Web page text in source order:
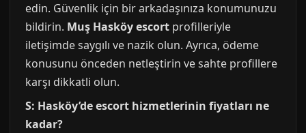
edin. Güvenlik için bir arkadaşınıza konumunuzu
bildirin. Muş Hasköy escort profilleriyle
iletişimde saygılı ve nazik olun. Ayrıca, ödeme
konusunu önceden netleştirin ve sahte profillere
karşı dikkatli olun.
S: Hasköy’de escort hizmetlerinin fiyatları ne
kadar?